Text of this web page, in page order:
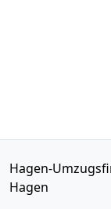
Hagen-
Hagen